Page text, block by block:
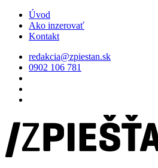
Úvod
Ako inzerovať
Kontakt
redakcia@zpiestan.sk
0902 106 781